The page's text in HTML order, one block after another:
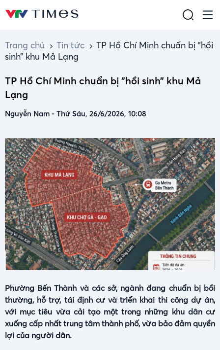
Trang chủ Tin tức
TP Hồ Chí Minh chuẩn bị "hồi
sinh” khu Mả Lạng
TP Hồ Chí Minh chuẩn bị "hồi sinh” khu Mả
Lạng
Nguyễn Nam - Thứ Sáu, 26/6/2026, 10:08
Phường Bến Thành và các sở, ngành đang chuẩn bị bồi
thường, hỗ trợ, tái định cư và triển khai thi công dự án,
với mục tiêu vừa cải tạo một trong những khu dân cư
xuống cấp nhất trung tâm thành phố, vừa bảo đảm quyền
lợi của người dân.